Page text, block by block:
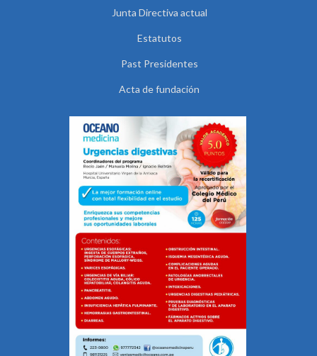
Junta Directiva actual
Estatutos
Past Presidentes
Acta de fundación